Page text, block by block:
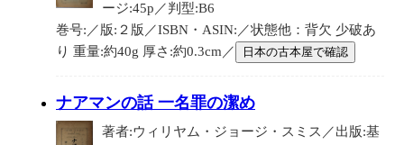
ージ:45p／判型:B6
巻号:／版:２版／ISBN・ASIN:／状態他：背欠 少破あ
り 重量:約40g 厚さ:約0.3cm／
日本の古本屋で確認
ナアマンの話 一名罪の潔め
著者:ウィリヤム・ジョージ・スミス／出版:基